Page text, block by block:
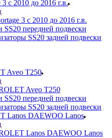
с 2010 до 2016 г.в.
3 с 2010 до 2016 г.в.
SS20 передней подвески
SS20 задней подвески
Aveo T250
Aveo T250
SS20 передней подвески
SS20 задней подвески
Lanos DAEWOO Lanos
Lanos DAEWOO Lanos